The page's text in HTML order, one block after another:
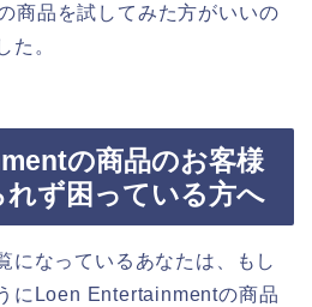
商品を試してみた方がいいの
た。
の商品のお客様
ず困っている方へ
になっているあなたは、もし
にLoen Entertainmentの商品